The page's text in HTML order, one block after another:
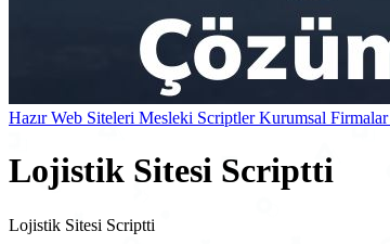
Hazır Web Siteleri Mesleki ScriptlerKurumsal Firmalar
Lojistik Sitesi Scriptti
Lojistik Sitesi Scriptti